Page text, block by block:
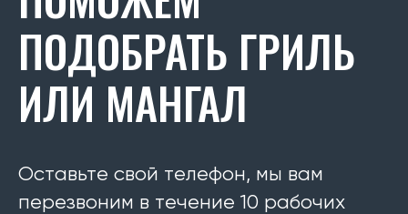
ПОДОБРАТЬ ГРИЛЬ
ИЛИ МАНГАЛ
Оставьте свой телефон, мы вам
перезвоним в течение 10 рабочих